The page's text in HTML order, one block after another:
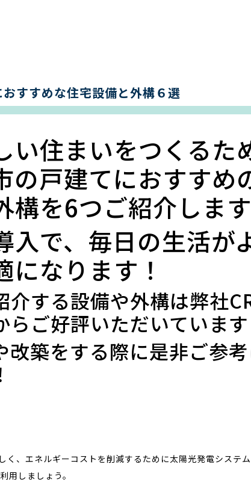
すすめな住宅設備と外構６選
い住まいをつくるた
の戸建てにおすすめ
構を6つご紹介します
入で、毎日の生活が
になります！
介する設備や外構は弊社
らご好評いただいています
改築をする際に是非ご参
く、エネルギーコストを削減するために太陽光発電システ
用しましょう。